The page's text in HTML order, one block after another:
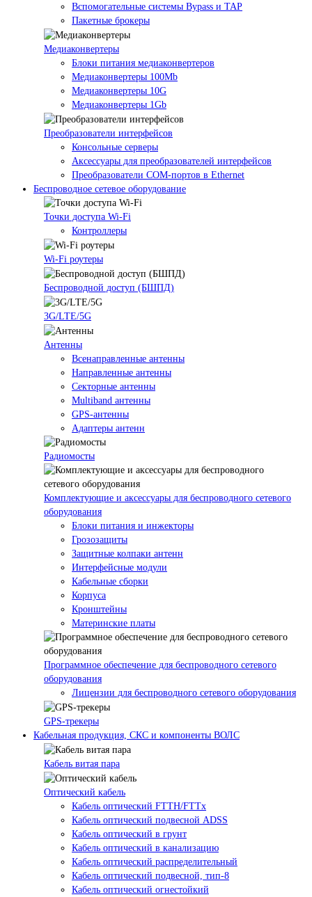
Вспомогательные системы Bypass и TAP
Пакетные брокеры
Медиаконвертеры
Блоки питания медиаконвертеров
Медиаконвертеры 100Mb
Медиаконвертеры 10G
Медиаконвертеры 1Gb
Преобразователи интерфейсов
Консольные серверы
Аксессуары для преобразователей интерфейсов
Преобразователи COM-портов в Ethernet
Беспроводное сетевое оборудование
Точки доступа Wi-Fi
Контроллеры
Wi-Fi роутеры
Беспроводной доступ (БШПД)
3G/LTE/5G
Антенны
Всенаправленные антенны
Направленные антенны
Секторные антенны
Multiband антенны
GPS-антенны
Адаптеры антенн
Радиомосты
Комплектующие и аксессуары для беспроводного сетевого
оборудования
Блоки питания и инжекторы
Грозозащиты
Защитные колпаки антенн
Интерфейсные модули
Кабельные сборки
Корпуса
Кронштейны
Материнские платы
Программное обеспечение для беспроводного сетевого
оборудования
Лицензии для беспроводного сетевого оборудования
GPS-трекеры
Кабельная продукция, СКС и компоненты ВОЛС
Кабель витая пара
Оптический кабель
Кабель оптический FTTH/FTTx
Кабель оптический подвесной ADSS
Кабель оптический в грунт
Кабель оптический в канализацию
Кабель оптический распределительный
Кабель оптический подвесной, тип-8
Кабель оптический огнестойкий